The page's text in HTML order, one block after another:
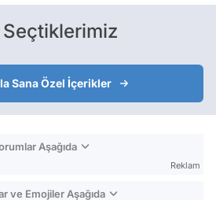
Seçtiklerimiz
Sana Özel İçerikler
Aşağıda
Reklam
ve Emojiler Aşağıda